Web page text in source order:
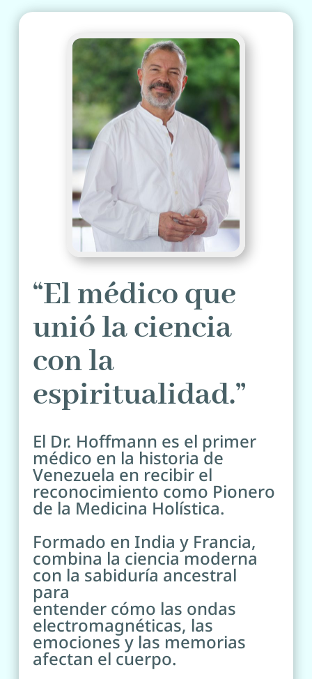
“El médico que
unió la ciencia
con la
espiritualidad.”
El Dr. Hoffmann es el primer
médico en la historia de
Venezuela en recibir el
reconocimiento como Pionero
de la Medicina Holística.
Formado en India y Francia,
combina la ciencia moderna
con la sabiduría ancestral
para
entender cómo las ondas
electromagnéticas, las
emociones y las memorias
afectan el cuerpo.